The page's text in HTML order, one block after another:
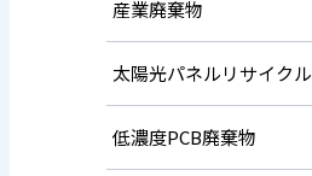
産業廃棄物
太陽光パネルリサイクル
低濃度PCB廃棄物